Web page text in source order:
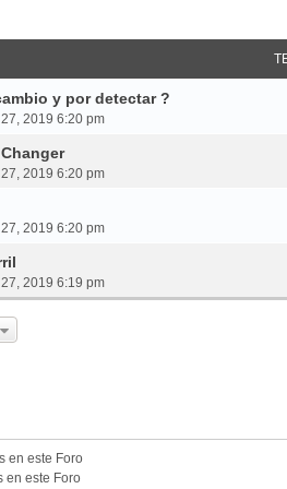
y por detectar ?
2019 6:20 pm
2019 6:20 pm
2019 6:20 pm
2019 6:19 pm
en este Foro
en este Foro